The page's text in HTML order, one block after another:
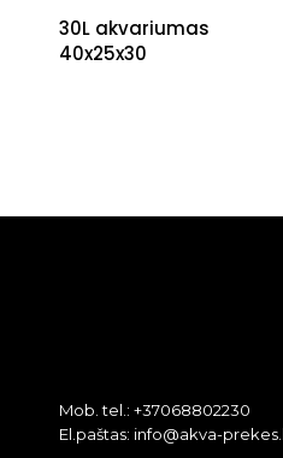
30L akvariumas
40x25x30
Mob. tel.: +37068802230
El.paštas: info@akva-